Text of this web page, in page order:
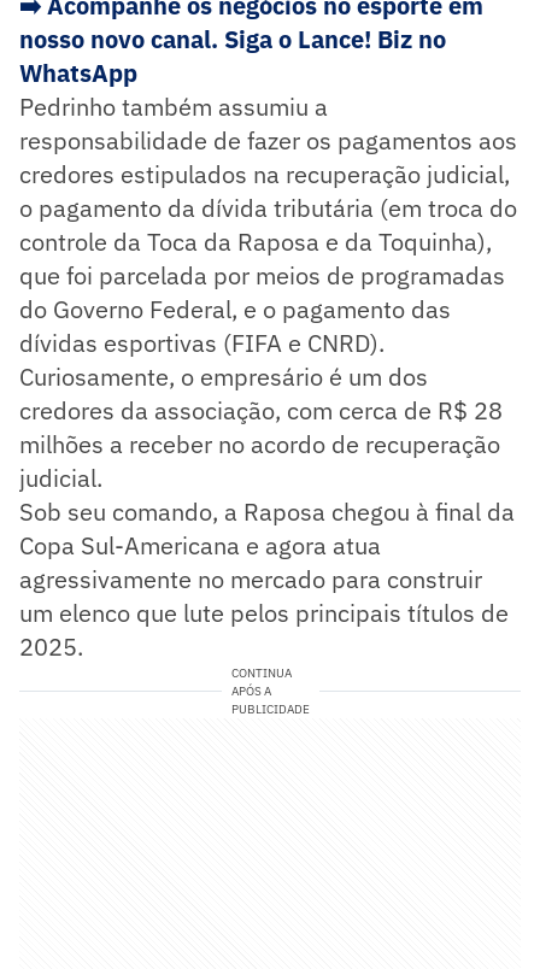
nosso novo canal. Siga o Lance! Biz no
WhatsApp
Pedrinho também assumiu a
responsabilidade de fazer os pagamentos aos
credores estipulados na recuperação judicial,
o pagamento da dívida tributária (em troca do
controle da Toca da Raposa e da Toquinha),
que foi parcelada por meios de programadas
do Governo Federal, e o pagamento das
dívidas esportivas (FIFA e CNRD).
Curiosamente, o empresário é um dos
credores da associação, com cerca de R$ 28
milhões a receber no acordo de recuperação
judicial.
Sob seu comando, a Raposa chegou à final da
Copa Sul-Americana e agora atua
agressivamente no mercado para construir
um elenco que lute pelos principais títulos de
2025.
CONTINUA
APÓS A
PUBLICIDADE